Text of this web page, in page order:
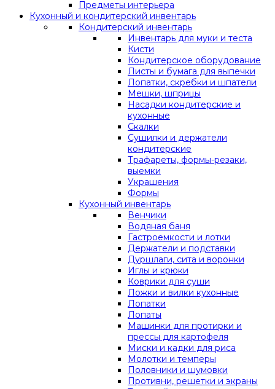
Предметы интерьера
Кухонный и кондитерский инвентарь
Кондитерский инвентарь
Инвентарь для муки и теста
Кисти
Кондитерское оборудование
Листы и бумага для выпечки
Лопатки, скребки и шпатели
Мешки, шприцы
Насадки кондитерские и
кухонные
Скалки
Сушилки и держатели
кондитерские
Трафареты, формы-резаки,
выемки
Украшения
Формы
Кухонный инвентарь
Венчики
Водяная баня
Гастроемкости и лотки
Держатели и подставки
Дуршлаги, сита и воронки
Иглы и крюки
Коврики для суши
Ложки и вилки кухонные
Лопатки
Лопаты
Машинки для протирки и
прессы для картофеля
Миски и кадки для риса
Молотки и темперы
Половники и шумовки
Противни, решетки и экраны